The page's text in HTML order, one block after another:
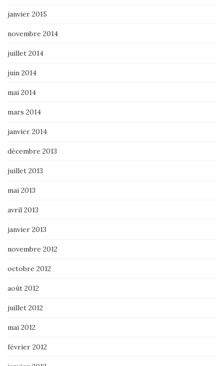
janvier 2015
novembre 2014
juillet 2014
juin 2014
mai 2014
mars 2014
janvier 2014
décembre 2013
juillet 2013
mai 2013
avril 2013
janvier 2013
novembre 2012
octobre 2012
août 2012
juillet 2012
mai 2012
février 2012